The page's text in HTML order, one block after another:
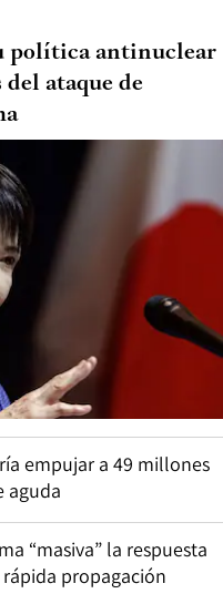
política antinuclear
del ataque de
empujar a 49 millones
aguda
“masiva” la respuesta
propagación